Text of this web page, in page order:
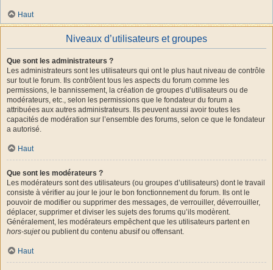
Haut
Niveaux d’utilisateurs et groupes
Que sont les administrateurs ?
Les administrateurs sont les utilisateurs qui ont le plus haut niveau de contrôle
sur tout le forum. Ils contrôlent tous les aspects du forum comme les
permissions, le bannissement, la création de groupes d’utilisateurs ou de
modérateurs, etc., selon les permissions que le fondateur du forum a
attribuées aux autres administrateurs. Ils peuvent aussi avoir toutes les
capacités de modération sur l’ensemble des forums, selon ce que le fondateur
a autorisé.
Haut
Que sont les modérateurs ?
Les modérateurs sont des utilisateurs (ou groupes d’utilisateurs) dont le travail
consiste à vérifier au jour le jour le bon fonctionnement du forum. Ils ont le
pouvoir de modifier ou supprimer des messages, de verrouiller, déverrouiller,
déplacer, supprimer et diviser les sujets des forums qu’ils modèrent.
Généralement, les modérateurs empêchent que les utilisateurs partent en
hors-sujetou publient du contenu abusif ou offensant.
Haut